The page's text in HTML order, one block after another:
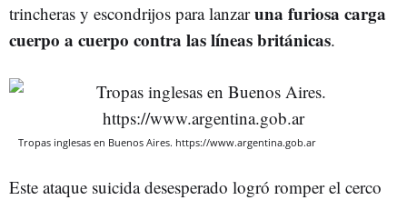
trincheras y escondrijos para lanzaruna furiosa carga
cuerpo a cuerpo contra las líneas británicas.
Tropas inglesas en Buenos Aires. https://www.argentina.gob.ar
Este ataque suicida desesperado logró romper el cerco